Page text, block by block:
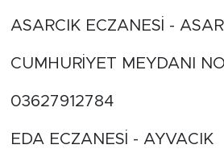
ASARCIK ECZANESİ -
CUMHURİYET MEYDANI
03627912784
EDA ECZANESİ - AYVACIK